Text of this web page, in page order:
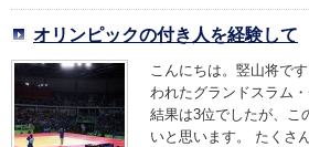
オリンピックの付き人を経験して
こんにちは。竪山将で
われたグランドスラム
結果は3位でしたが、こ
いと思います。 たくさ